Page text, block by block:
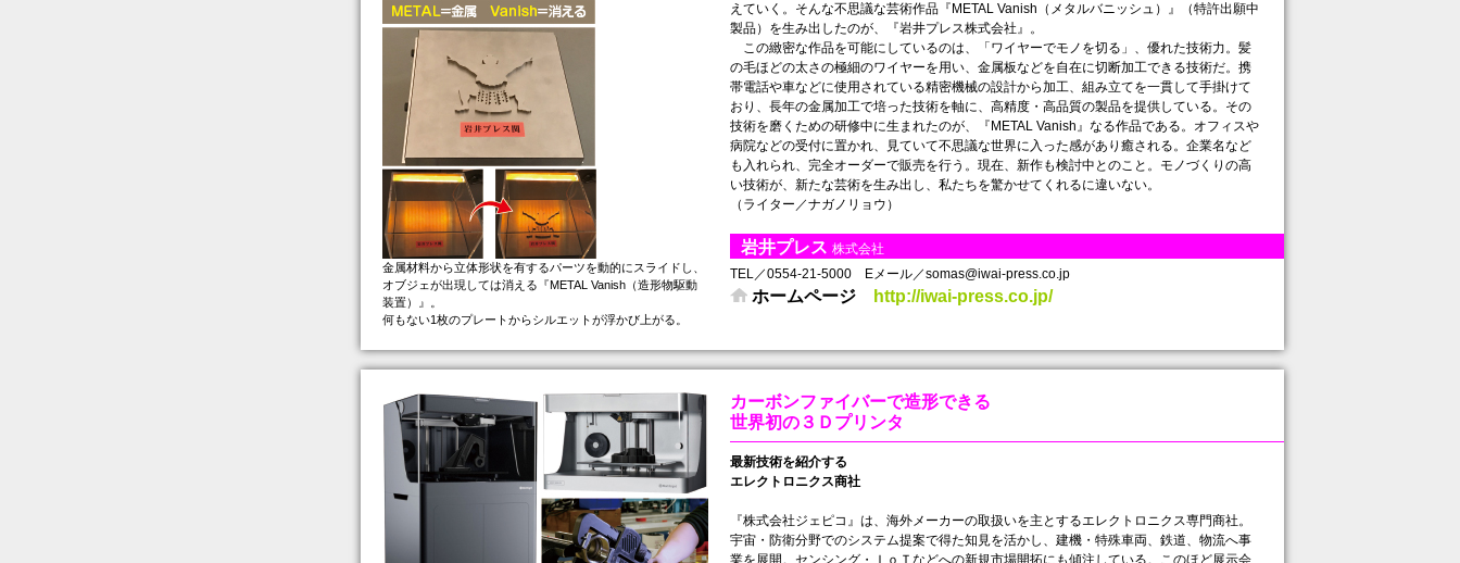
金属材料から立体形状を有するパーツを動的にスライドし、
オブジェが出現しては消える『METAL Vanish（造形物駆動
装置）』。
何もない1枚のプレートからシルエットが浮かび上がる。
えていく。そんな不思議な芸術作品『METAL Vanish（メタルバニッシュ）』（特許出願中
製品）を生み出したのが、『岩井プレス株式会社』。
この緻密な作品を可能にしているのは、「ワイヤーでモノを切る」、優れた技術力。髪
の毛ほどの太さの極細のワイヤーを用い、金属板などを自在に切断加工できる技術だ。携
帯電話や車などに使用されている精密機械の設計から加工、組み立てを一貫して手掛けて
おり、長年の金属加工で培った技術を軸に、高精度・高品質の製品を提供している。その
技術を磨くための研修中に生まれたのが、『METAL Vanish』なる作品である。オフィスや
病院などの受付に置かれ、見ていて不思議な世界に入った感があり癒される。企業名など
も入れられ、完全オーダーで販売を行う。現在、新作も検討中とのこと。モノづくりの高
い技術が、新たな芸術を生み出し、私たちを驚かせてくれるに違いない。
（ライター／ナガノリョウ）
岩井プレス 株式会社
TEL／0554-21-5000 Eメール／somas@iwai-press.co.jp
ホームページ http://iwai-press.co.jp/
カーボンファイバーで造形できる
世界初の３Ｄプリンタ
最新技術を紹介する
エレクトロニクス商社
『株式会社ジェピコ』は、海外メーカーの取扱いを主とするエレクトロニクス専門商社。
宇宙・防衛分野でのシステム提案で得た知見を活かし、建機・特殊車両、鉄道、物流へ事
業を展開。センシング・ＩｏＴなどへの新規市場開拓にも傾注している。このほど展示会